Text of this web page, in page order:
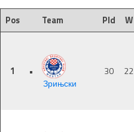
Pos Team Pld W
1
•
Зрињски
30 22